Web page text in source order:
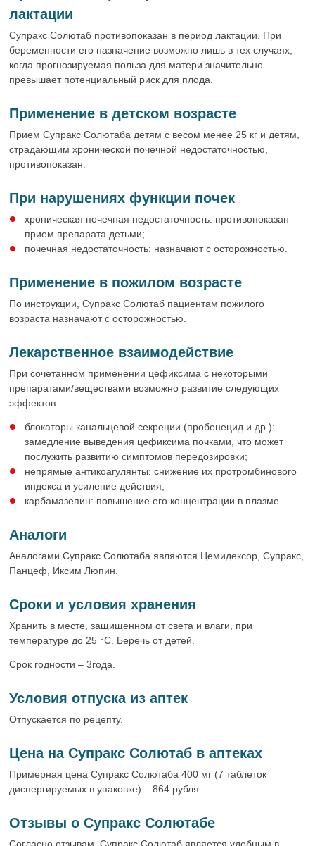
лактации
Супракс Солютаб противопоказан в период лактации. При
беременности его назначение возможно лишь в тех случаях,
когда прогнозируемая польза для матери значительно
превышает потенциальный риск для плода.
Применение в детском возрасте
Прием Супракс Солютаба детям с весом менее 25 кг и детям,
страдающим хронической почечной недостаточностью,
противопоказан.
При нарушениях функции почек
хроническая почечная недостаточность: противопоказан
прием препарата детьми;
почечная недостаточность: назначают с осторожностью.
Применение в пожилом возрасте
По инструкции, Супракс Солютаб пациентам пожилого
возраста назначают с осторожностью.
Лекарственное взаимодействие
При сочетанном применении цефиксима с некоторыми
препаратами/веществами возможно развитие следующих
эффектов:
блокаторы канальцевой секреции (пробенецид и др.):
замедление выведения цефиксима почками, что может
послужить развитию симптомов передозировки;
непрямые антикоагулянты: снижение их протромбинового
индекса и усиление действия;
карбамазепин: повышение его концентрации в плазме.
Аналоги
Аналогами Супракс Солютаба являются Цемидексор, Супракс,
Панцеф, Иксим Люпин.
Сроки и условия хранения
Хранить в месте, защищенном от света и влаги, при
температуре до 25 °C. Беречь от детей.
Срок годности – 3года.
Условия отпуска из аптек
Отпускается по рецепту.
Цена на Супракс Солютаб в аптеках
Примерная цена Супракс Солютаба 400 мг (7 таблеток
диспергируемых в упаковке) – 864 рубля.
Отзывы о Супракс Солютабе